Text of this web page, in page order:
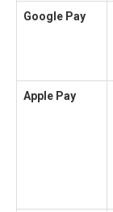
Google Pay
Apple Pay